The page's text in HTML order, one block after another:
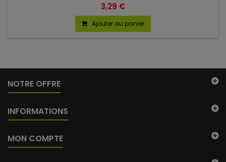
3,29 €
Ajouter au panier
NOTRE OFFRE
INFORMATIONS
MON COMPTE